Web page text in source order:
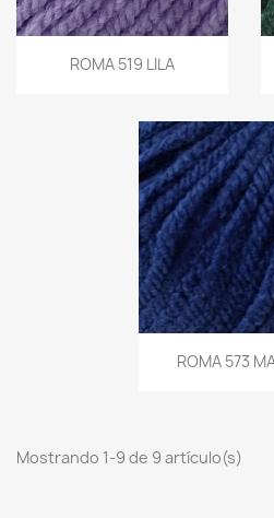
ROMA 519 LILA
ROMA 573
Mostrando 1-9 de 9 artículo(s)